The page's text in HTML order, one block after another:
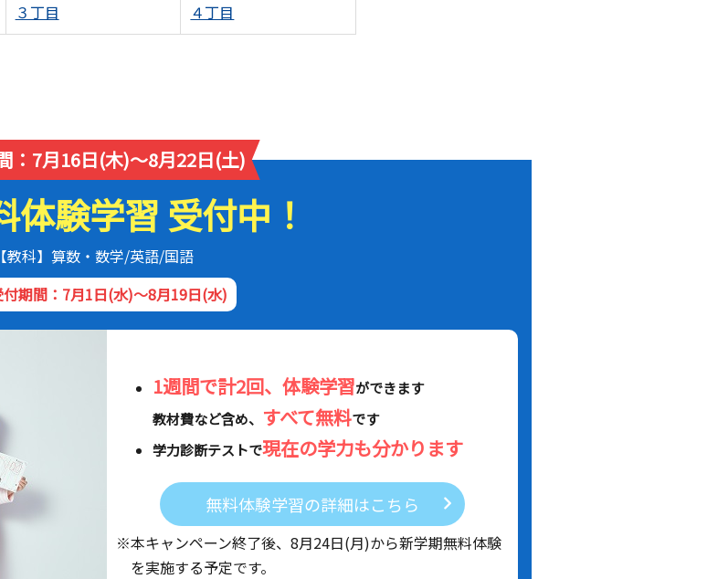
３丁目 ４丁目
：7月16日(木)～8月22日(土)
体験学習 受付中！
【教科】算数・数学/英語/国語
付期間：7月1日(水)～8月19日(水)
1週間で計2回、体験学習ができます
教材費など含め、 すべて無料です
学力診断テストで現在の学力も分かります
無料体験学習の詳細はこちら
※本キャンペーン終了後、 8月24日(月)から新学期無料体験
を実施する予定です。